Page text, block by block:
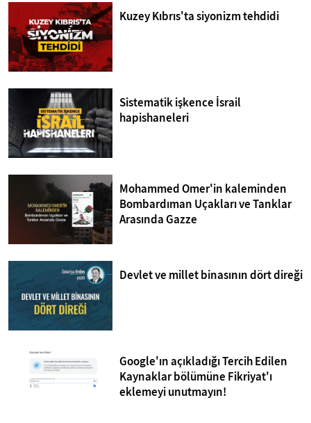
Kuzey Kıbrıs'ta siyonizm tehdidi
Sistematik işkence İsrail
hapishaneleri
Mohammed Omer'in kaleminden
Bombardıman Uçakları ve Tanklar
Arasında Gazze
Devlet ve millet binasının dört direği
Google'ın açıkladığı Tercih Edilen
Kaynaklar bölümüne Fikriyat'ı
eklemeyi unutmayın!